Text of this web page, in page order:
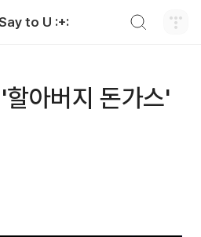
to U :+:
아버지 돈가스'